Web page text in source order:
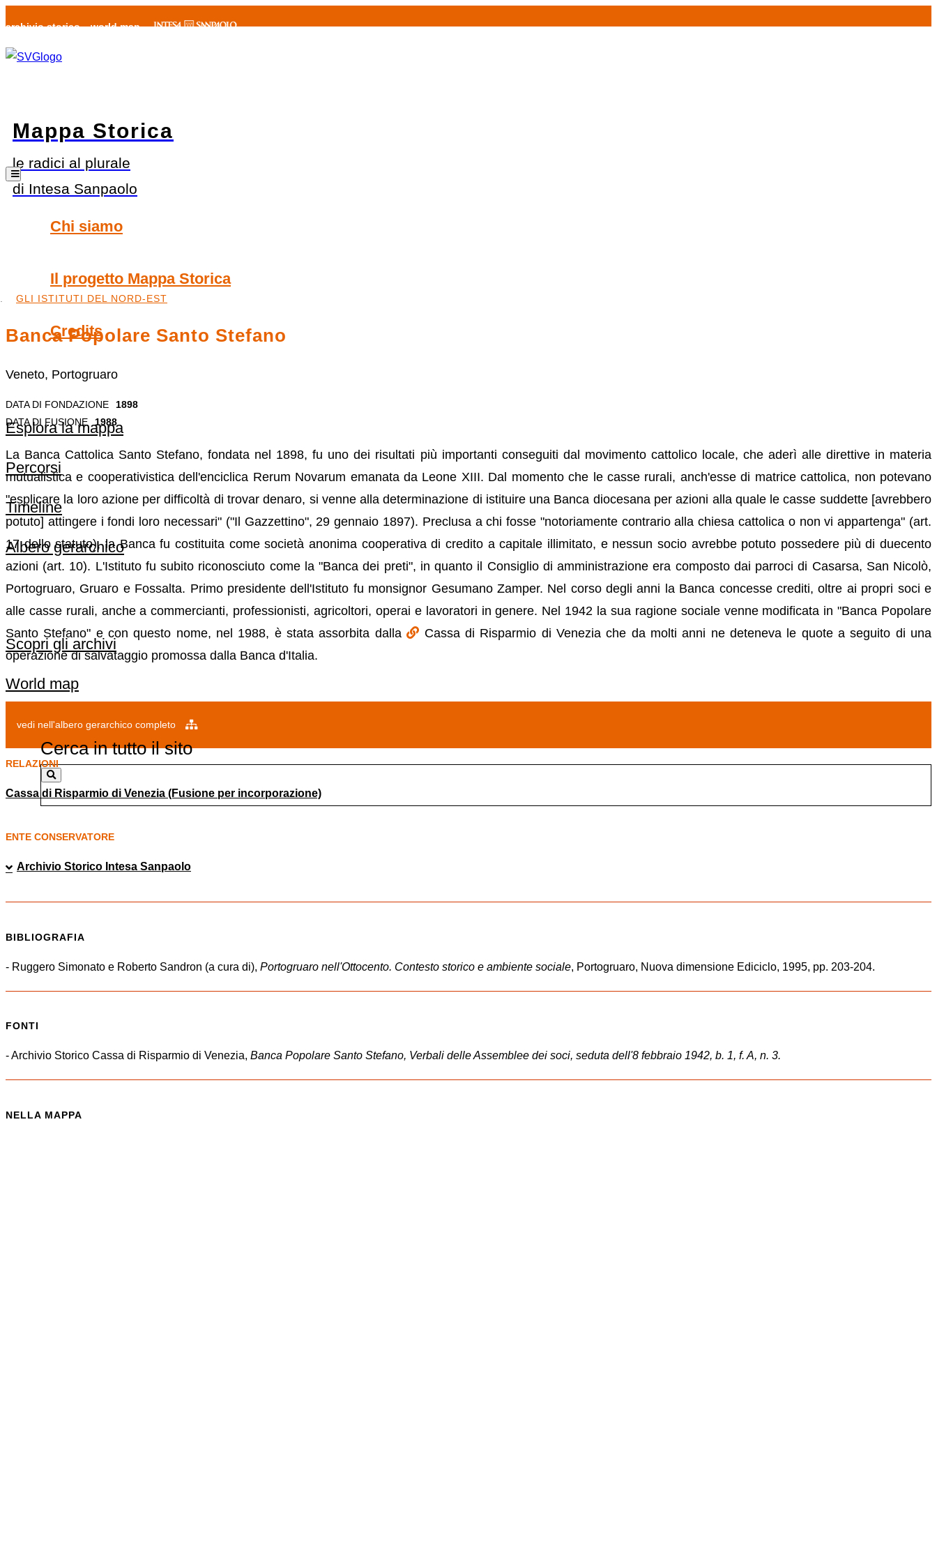
archivio storico world map
Mappa Storica
le radici al plurale
di Intesa Sanpaolo
Chi siamo
Il progetto Mappa Storica
Credits
Esplora la mappa
Percorsi
Timeline
Albero gerarchico
Scopri gli archivi
World map
Cerca in tutto il sito
GLI ISTITUTI DEL NORD-EST
Banca Popolare Santo Stefano
Veneto, Portogruaro
DATA DI FONDAZIONE
1898
DATA DI FUSIONE 1988
La Banca Cattolica Santo Stefano, fondata nel 1898, fu uno dei risultati più importanti conseguiti dal movimento cattolico locale, che aderì alle direttive in materia
mutualistica e cooperativistica dell'enciclica Rerum Novarum emanata da Leone XIII. Dal momento che le casse rurali, anch'esse di matrice cattolica, non potevano
"esplicare la loro azione per difficoltà di trovar denaro, si venne alla determinazione di istituire una Banca diocesana per azioni alla quale le casse suddette [avrebbero
potuto] attingere i fondi loro necessari" ("Il Gazzettino", 29 gennaio 1897). Preclusa a chi fosse "notoriamente contrario alla chiesa cattolica o non vi appartenga" (art.
17 dello statuto), la Banca fu costituita come società anonima cooperativa di credito a capitale illimitato, e nessun socio avrebbe potuto possedere più di duecento
azioni (art. 10). L'Istituto fu subito riconosciuto come la "Banca dei preti", in quanto il Consiglio di amministrazione era composto dai parroci di Casarsa, San Nicolò,
Portogruaro, Gruaro e Fossalta. Primo presidente dell'Istituto fu monsignor Gesumano Zamper. Nel corso degli anni la Banca concesse crediti, oltre ai propri soci e
alle casse rurali, anche a commercianti, professionisti, agricoltori, operai e lavoratori in genere. Nel 1942 la sua ragione sociale venne modificata in "Banca Popolare
Santo Stefano" e con questo nome, nel 1988, è stata assorbita dalla
Cassa di Risparmio di Venezia che da molti anni ne deteneva le quote a seguito di una
operazione di salvataggio promossa dalla Banca d'Italia.
vedi nell'albero gerarchico completo
RELAZIONI
Cassa di Risparmio di Venezia (Fusione per incorporazione)
ENTE CONSERVATORE
Archivio Storico Intesa Sanpaolo
BIBLIOGRAFIA
- Ruggero Simonato e Roberto Sandron (a cura di), Portogruaro nell'Ottocento. Contesto storico e ambiente sociale, Portogruaro, Nuova dimensione Ediciclo, 1995, pp. 203-204.
FONTI
- Archivio Storico Cassa di Risparmio di Venezia, Banca Popolare Santo Stefano, Verbali delle Assemblee dei soci, seduta dell'8 febbraio 1942, b. 1, f. A, n. 3.
NELLA MAPPA